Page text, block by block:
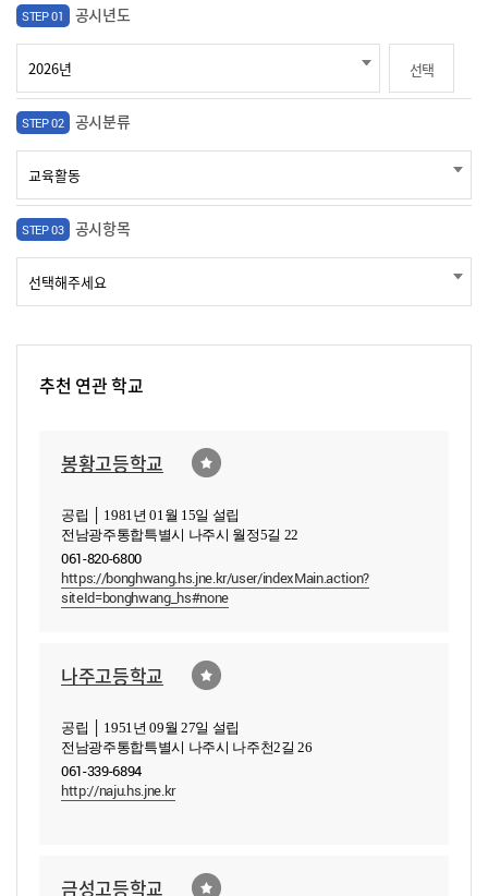
STEP 01 공시년도
선택
STEP 02 공시분류
STEP 03 공시항목
추천 연관 학교
봉황고등학교
공립 │ 1981년 01월 15일 설립
전남광주통합특별시 나주시 월정5길 22
061-820-6800
https://bonghwang.hs.jne.kr/user/indexMain.action?
siteId=bonghwang_hs#none
나주고등학교
공립 │ 1951년 09월 27일 설립
전남광주통합특별시 나주시 나주천2길 26
061-339-6894
http://naju.hs.jne.kr
금성고등학교